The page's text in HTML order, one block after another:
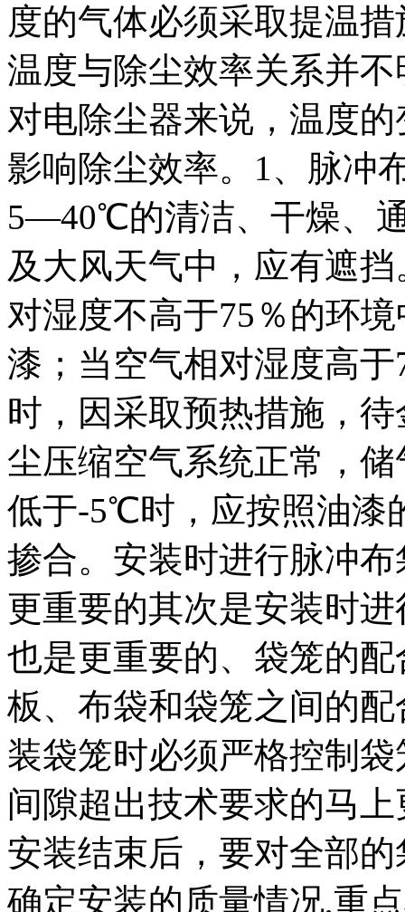
度的气体必须采取提温
温度与除尘效率关系并
对电除尘器来说，温度
影响除尘效率。1、脉冲
5—40℃的清洁、干燥、
及大风天气中，应有遮
对湿度不高于75％的环
漆；当空气相对湿度高
时，因采取预热措施，
尘压缩空气系统正常，
低于-5℃时，应按照油漆
掺合。安装时进行脉冲
更重要的其次是安装时
也是更重要的、袋笼的
板、布袋和袋笼之间的
装袋笼时必须严格控制
间隙超出技术要求的马
安装结束后，要对全部
确定安装的质量情况,重